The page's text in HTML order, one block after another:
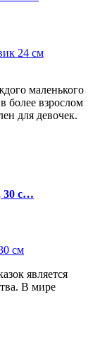
маленького
более взрослом
для девочек.
30 с…
является
В мире